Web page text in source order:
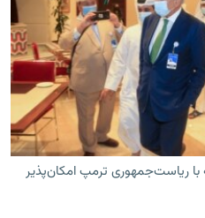
با ریاست‌جمهوری ترمپ امکان‌پذیر